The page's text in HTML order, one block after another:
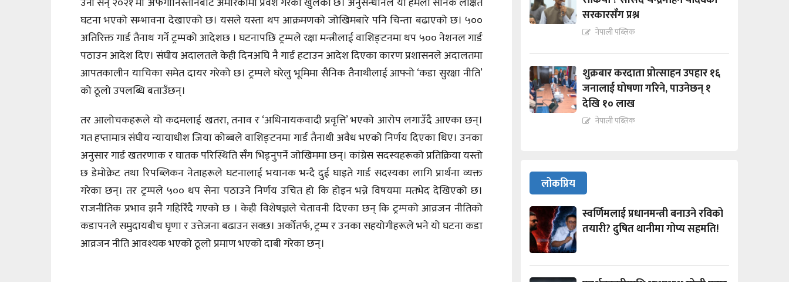
घटना भएको सम्भावना देखाएको छ। यसले यस्ता थप आक्रमणको जोखिमबारे पनि चिन्ता बढाएको छ। ५००
अतिरिक्त गार्ड तैनाथ गर्ने ट्रम्पको आदेशछ । घटनापछि ट्रम्पले रक्षा मन्त्रीलाई वाशिङ्टनमा थप ५०० नेशनल गार्ड
पठाउन आदेश दिए। संघीय अदालतले केही दिनअघि नै गार्ड हटाउन आदेश दिएका कारण प्रशासनले अदालतमा
आपतकालीन याचिका समेत दायर गरेको छ। ट्रम्पले घरेलु भूमिमा सैनिक तैनाथीलाई आफ्नो ‘कडा सुरक्षा नीति’
को ठूलो उपलब्धि बताउँछन्।
तर आलोचकहरूले यो कदमलाई खतरा, तनाव र ‘अधिनायकवादी प्रवृत्ति’ भएको आरोप लगाउँदै आएका छन्।
गत हप्तामात्र संघीय न्यायाधीश जिया कोब्बले वाशिङ्टनमा गार्ड तैनाथी अवैध भएको निर्णय दिएका थिए। उनका
अनुसार गार्ड खतरणाक र घातक परिस्थिति सँग भिड्नुपर्ने जोखिममा छन्। कांग्रेस सदस्यहरूको प्रतिक्रिया यस्तो
छ डेमोक्रेट तथा रिपब्लिकन नेताहरूले घटनालाई भयानक भन्दै दुई घाइते गार्ड सदस्यका लागि प्रार्थना व्यक्त
गरेका छन्। तर ट्रम्पले ५०० थप सेना पठाउने निर्णय उचित हो कि होइन भन्ने विषयमा मतभेद देखिएको छ।
राजनीतिक प्रभाव झनै गहिरिँदै गएको छ । केही विशेषज्ञले चेतावनी दिएका छन् कि ट्रम्पको आव्रजन नीतिको
कडापनले समुदायबीच घृणा र उत्तेजना बढाउन सक्छ। अर्कोतर्फ, ट्रम्प र उनका सहयोगीहरूले भने यो घटना कडा
आव्रजन नीति आवश्यक भएको ठूलो प्रमाण भएको दाबी गरेका छन्।
सरकारसँग प्रश्न
नेपाली पब्लिक
शुक्रबार करदाता प्रोत्साहन उपहार १६
जनालाई घोषणा गरिने, पाउनेछन् १
देखि १० लाख
नेपाली पब्लिक
लोकप्रिय
स्वर्णिमलाई प्रधानमन्त्री बनाउने रविको
तयारी? दुषित थानीमा गोप्य सहमति!